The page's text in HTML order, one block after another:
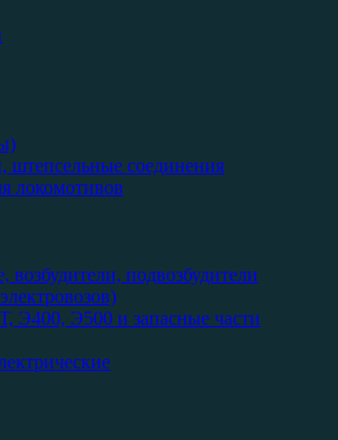
штепсельные соединения
локомотивов
подвозбудители
Э500 и запасные части